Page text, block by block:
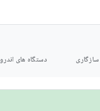
سازگاری دستگاه های